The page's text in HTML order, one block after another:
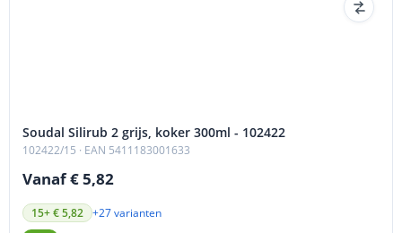
Soudal Silirub 2 grijs, koker 300ml - 102422
102422/15 · EAN 5411183001633
Vanaf € 5,82
15+ € 5,82 +27 varianten